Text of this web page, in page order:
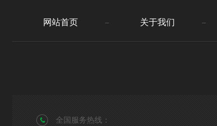
网站首页 关于我们
全国服务热线：